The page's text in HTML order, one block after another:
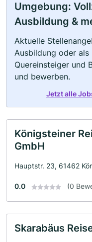
Umgebung:
Ausbildung &
Aktuelle
Ausbildung oder
Quereinsteiger und
und bewerben.
Jetzt alle
Königsteiner
GmbH
Hauptstr. 23, 61462
0.0 (0
Skarabäus